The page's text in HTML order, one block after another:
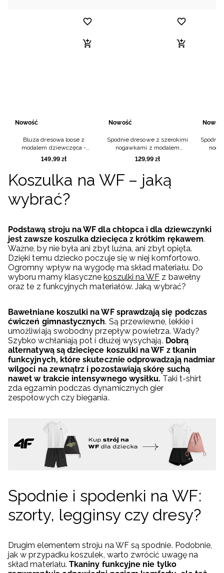
Nowość
Bluza dresowa loose z
modalem dziewczęca -
czarna
149,99 zł
Nowość
Spodnie dresowe z szerokimi
nogawkami z modalem
dziewczęce - czarne
129,99 zł
Koszulka na WF – jaką
wybrać?
Podstawą stroju na WF dla chłopca i dla dziewczynki
jest zawsze koszulka dziecięca z krótkim rękawem.
Ważne, by nie była ani zbyt luźna, ani zbyt opięta.
Dzięki temu dziecko poczuje się w niej komfortowo.
Ogromny wpływ na wygodę ma skład materiału. Do
wyboru mamy klasycznekoszulki na WF z bawełny
oraz te z funkcyjnych materiałów. Jaką wybrać?
Bawełniane koszulki na WF sprawdzają się podczas
ćwiczeń gimnastycznych. Są przewiewne, lekkie i
umożliwiają swobodny przepływ powietrza. Wady?
Szybko wchłaniają pot i dłużej wysychają. Dobrą
alternatywą są dziecięce koszulki na WF z tkanin
funkcyjnych, które skutecznie odprowadzają nadmiar
wilgoci na zewnątrz i pozostawiają skórę suchą
nawet w trakcie intensywnego wysiłku. Taki t-shirt
zda egzamin podczas dynamicznych gier
zespołowych czy biegania.
Spodnie i spodenki na WF:
szorty, legginsy czy dresy?
Drugim elementem stroju na WF są spodnie. Podobnie,
jak w przypadku koszulek, warto zwrócić uwagę na
skład materiału.Tkaniny funkcyjne nie tylko